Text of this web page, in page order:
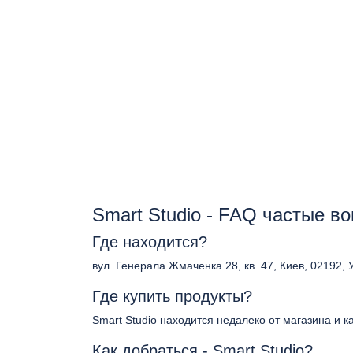
Smart Studio - FAQ частые
Где находится?
вул. Генерала Жмаченка 28, кв. 47, Киев, 02192,
Где купить продукты?
Smart Studio находится недалеко от магазина и